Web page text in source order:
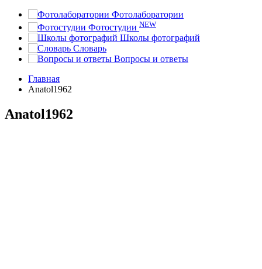
Фотолаборатории
Фотостудии NEW
Школы фотографий
Словарь
Вопросы и ответы
Главная
Anatol1962
Anatol1962